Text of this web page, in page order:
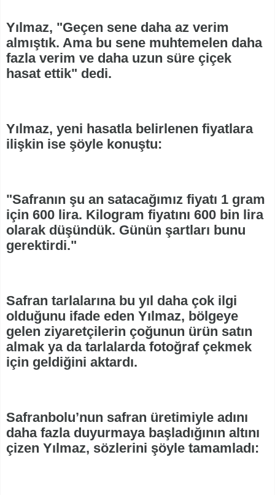
Yılmaz, "Geçen sene daha az verim
almıştık. Ama bu sene muhtemelen daha
fazla verim ve daha uzun süre çiçek
hasat ettik" dedi.
Yılmaz, yeni hasatla belirlenen fiyatlara
ilişkin ise şöyle konuştu:
"Safranın şu an satacağımız fiyatı 1 gram
için 600 lira. Kilogram fiyatını 600 bin lira
olarak düşündük. Günün şartları bunu
gerektirdi."
Safran tarlalarına bu yıl daha çok ilgi
olduğunu ifade eden Yılmaz, bölgeye
gelen ziyaretçilerin çoğunun ürün satın
almak ya da tarlalarda fotoğraf çekmek
için geldiğini aktardı.
Safranbolu’nun safran üretimiyle adını
daha fazla duyurmaya başladığının altını
çizen Yılmaz, sözlerini şöyle tamamladı: